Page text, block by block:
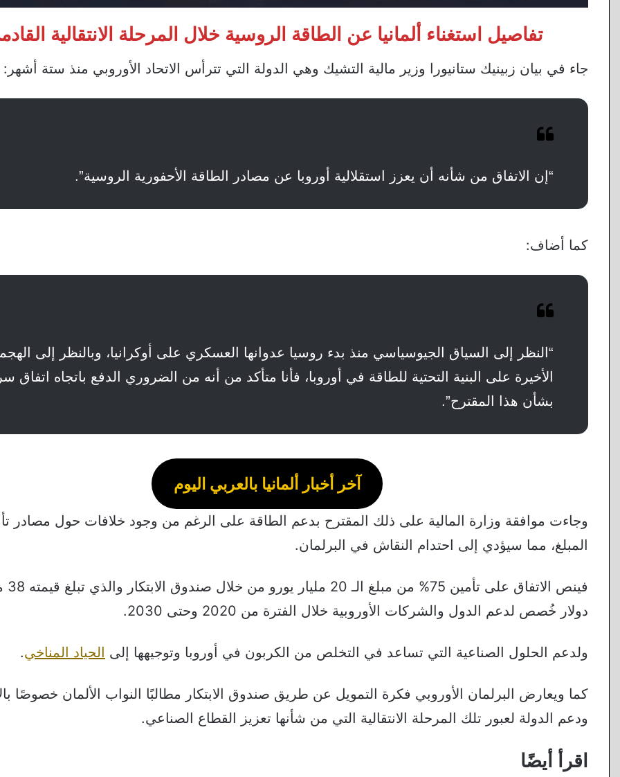
تفاصيل استغناء ألمانيا عن الطاقة الروسية خلال المرحلة الانتقالية
جاء في بيان زبينيك ستانيورا وزير مالية التشيك وهي الدولة التي تترأس الاتحاد الأوروبي منذ ستة أشهر:
“إن الاتفاق من شأنه أن يعزز استقلالية أوروبا عن مصادر الطاقة الأحفورية الروسية”.
كما أضاف:
“النظر إلى السياق الجيوسياسي منذ بدء روسيا عدوانها العسكري على أوكرانيا، وبالنظر إلى
الأخيرة على البنية التحتية للطاقة في أوروبا، فأنا متأكد من أنه من الضروري الدفع باتجاه اتفاق
بشأن هذا المقترح”.
آخر أخبار ألمانيا بالعربي اليوم
وجاءت موافقة وزارة المالية على ذلك المقترح بدعم الطاقة على الرغم من وجود خلافات حول مصادر
المبلغ، مما سيؤدي إلى احتدام النقاش في البرلمان.
فينص
دولار خُصص لدعم الدول والشركات الأوروبية خلال الفترة من 2020 وحتى 2030.
ولدعم الحلول الصناعية التي تساعد في التخلص من الكربون في أوروبا وتوجيهها إلى الحياد المناخي.
كما ويعارض البرلمان الأوروبي فكرة التمويل عن طريق صندوق الابتكار مطالبًا النواب الألمان خصوصًا
ودعم الدولة لعبور تلك المرحلة الانتقالية التي من شأنها تعزيز القطاع الصناعي.
اقرأ أيضًا